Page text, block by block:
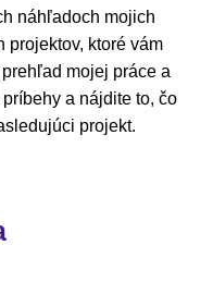
náhľadoch mojich
projektov, ktoré vám
mojej práce a
a nájdite to, čo
projekt.